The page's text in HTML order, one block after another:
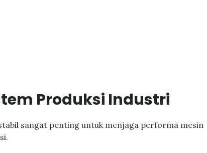
Produksi Industri
sangat penting untuk menjaga performa mesin